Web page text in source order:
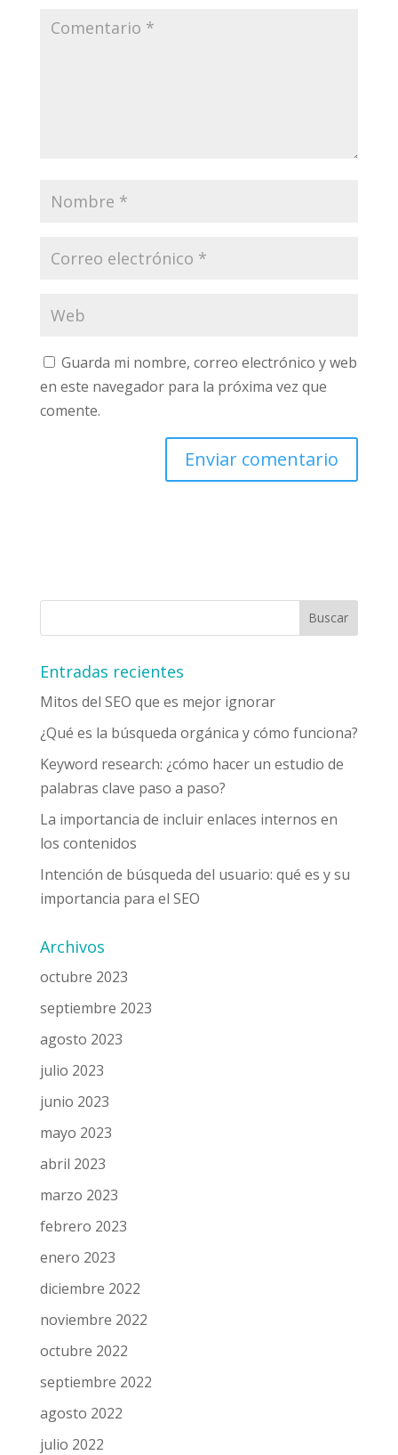
Guarda mi nombre, correo electrónico y web
en este navegador para la próxima vez que
comente.
Entradas recientes
Mitos del SEO que es mejor ignorar
¿Qué es la búsqueda orgánica y cómo funciona?
Keyword research: ¿cómo hacer un estudio de
palabras clave paso a paso?
La importancia de incluir enlaces internos en
los contenidos
Intención de búsqueda del usuario: qué es y su
importancia para el SEO
Archivos
octubre 2023
septiembre 2023
agosto 2023
julio 2023
junio 2023
mayo 2023
abril 2023
marzo 2023
febrero 2023
enero 2023
diciembre 2022
noviembre 2022
octubre 2022
septiembre 2022
agosto 2022
julio 2022